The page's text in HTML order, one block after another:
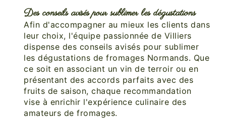
Des conseils avisés pour sublimer les dégustations
Afin d'accompagner au mieux les clients dans
leur choix, l'équipe passionnée de Villiers
dispense des conseils avisés pour sublimer
les dégustations de fromages Normands. Que
ce soit en associant un vin de terroir ou en
présentant des accords parfaits avec des
fruits de saison, chaque recommandation
vise à enrichir l'expérience culinaire des
amateurs de fromages.